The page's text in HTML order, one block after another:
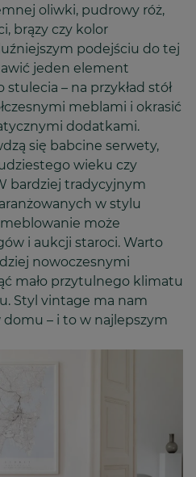
oliwki, pudrowy róż,
brązy czy kolor
podejściu do tej
jeden element
– na przykład stół
meblami i okrasić
dodatkami.
się babcine serwety,
wieku czy
bardziej tradycyjnym
w stylu
może
i aukcji staroci. Warto
nowoczesnymi
mało przytulnego klimatu
Styl vintage ma nam
– i to w najlepszym